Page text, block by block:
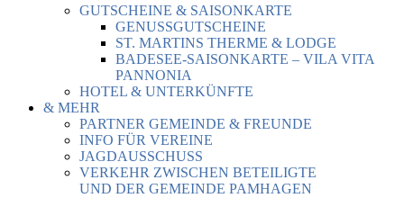
GUTSCHEINE & SAISONKARTE
GENUSSGUTSCHEINE
ST. MARTINS THERME & LODGE
BADESEE-SAISONKARTE – VILA VITA
PANNONIA
HOTEL & UNTERKÜNFTE
& MEHR
PARTNER GEMEINDE & FREUNDE
INFO FÜR VEREINE
JAGDAUSSCHUSS
VERKEHR ZWISCHEN BETEILIGTE
UND DER GEMEINDE PAMHAGEN